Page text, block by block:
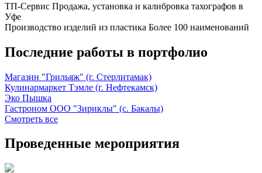
ТП-Сервис Продажа, установка и калибровка тахографов в
Уфе
Производство изделий из пластика Более 100 наименований
Последние работы в портфолио
Магазин "Грильяж" (г. Стерлитамак)
Кулинармаркет Тэмле (г. Нефтекамск)
Эко Пышка
Гастроном ООО "Зириклы" (с. Бакалы)
Смотреть все
Проведенные мероприятия